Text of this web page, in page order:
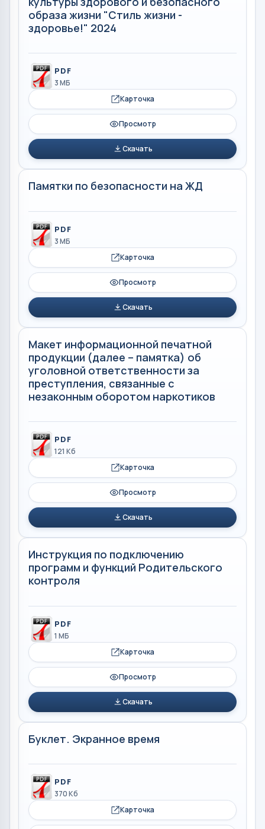
образа жизни "Стиль жизни -
здоровье!" 2024
PDF
3 МБ
Карточка
Просмотр
Скачать
Памятки по безопасности на ЖД
PDF
3 МБ
Карточка
Просмотр
Скачать
Макет информационной печатной
продукции (далее – памятка) об
уголовной ответственности за
преступления, связанные с
незаконным оборотом наркотиков
PDF
121 Кб
Карточка
Просмотр
Скачать
Инструкция по подключению
программ и функций Родительского
контроля
PDF
1 МБ
Карточка
Просмотр
Скачать
Буклет. Экранное время
PDF
370 Кб
Карточка